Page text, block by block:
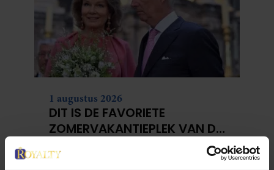
1 augustus 2026
DIT IS DE FAVORIETE
ZOMERVAKANTIEPLEK VAN DE
FAMILIE